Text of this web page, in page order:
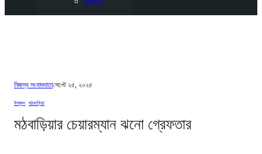
নিজস্ব সংবাদদাতাসেপ্টে ২৫, ২০২৫
উপকূল মঠবাড়িয়া
মঠবাড়িয়ার চেয়ারম্যান ঝনো গ্রেফতার